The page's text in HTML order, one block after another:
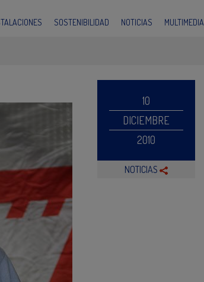
SOSTENIBILIDAD NOTICIAS MULTIMEDIA
10
DICIEMBRE
2010
NOTICIAS